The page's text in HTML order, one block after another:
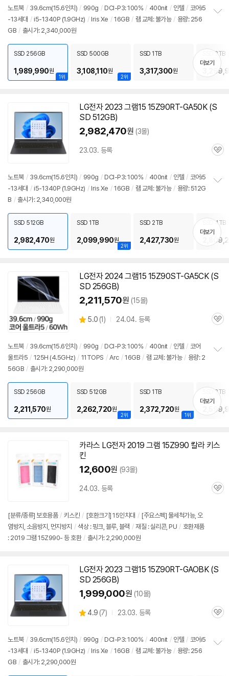
노트북 / 39.6cm(15.6인치) / 990g / DCI-P3: 100% / 400nit / 인텔 / 코어i5
-13세대 / i5-1340P (1.9GHz) / Iris Xe / 16GB / 램 교체: 불가능 / 용량: 256
GB / 출시가: 2,340,000원
치
기
1위
SSD 256GB
1,989,990원
2위
SSD 500GB
3,108,110원
SSD 1TB
3,317,300원
SSD 2TB
더보기
LG전자 2023 그램15 15Z90RT-GA50K (S
SD 512GB)
2,982,470원 (3몰)
23.03. 등록
관
노트북 / 39.6cm(15.6인치) / 990g / DCI-P3: 100% / 400nit / 인텔 / 코어i5
-13세대 / i5-1340P (1.9GHz) / Iris Xe / 16GB / 램 교체: 불가능 / 용량: 512G
B / 출시가: 2,340,000원
치
기
SSD 512GB
2,982,470원
2위
SSD 1TB
2,099,990원
SSD 2TB
2,427,730원
SSD 4TB
더보기
LG전자 2024 그램15 15Z90ST-GA5CK (S
SD 256GB)
2,211,570원 (15몰)
별
5.0 (상
1) 24.04. 등록
관
노트북 / 39.6cm(15.6인치) / 990g / DCI-P3: 100% / 400nit / 인텔 / 코어
울트라5 / 125H (4.5GHz) / 11TOPS / Arc / 16GB / 램 교체: 불가능 / 용량: 2
56GB / 출시가: 2,290,000원
치
기
SSD 256GB
2,211,570원
2위
SSD 512GB
2,262,720원
1위
SSD 1TB
2,372,720원
SSD 2TB
더보기
카라스 LG전자 2019 그램 15Z990 칼라 키스
킨
12,600원 (93몰)
24.03. 등록
관
[분류/종류] 보호용품 / 키스킨 / [호환크기] 15인치대 / [주요스펙] 물세척가능, 오
염방지, 소음방지, 먼지방지 / 색상 : 핑크, 블루, 블랙 / 재질 : 실리콘, PU / 호환제품
: 2019 그램 15Z990- 등 호환 / 출시가: 2,290,000원
LG전자 2023 그램15 15Z90RT-GAOBK (S
SD 256GB)
1,999,000원 (10몰)
별
4.9 (상
7) 23.03. 등록
관
노트북 / 39.6cm(15.6인치) / 990g / DCI-P3: 100% / 400nit / 인텔 / 코어i5
-13세대 / i5-1340P (1.9GHz) / Iris Xe / 16GB / 램 교체: 불가능 / 용량: 256
GB / 출시가: 2,290,000원